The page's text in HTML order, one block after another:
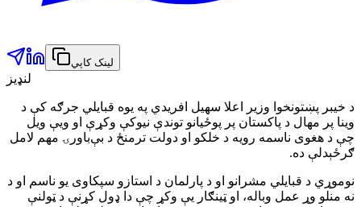
لینک کاپي
لنډیز
د خيبر پښتونخوا وزير اعلا سهیل افریدي په يوه قبایلي جرګه کې د
وینا پر مهال د پاکستان پر پوځيانو توندې نیوکې وکړې او ويې ويل
چې د هغوی ناسمه رویه د خلکو او دولت ترمنځ د بې‌باورۍ مهم لامل
ګرځېدلې ده.
نوموړي د قبایلي مشرانو او د پارلمان د استازو سپکاوی یو ناسم او د
نه منلو وړ عمل وباله، او ټینګار یې وکړ چې دا ډول کړنې د ټولنې